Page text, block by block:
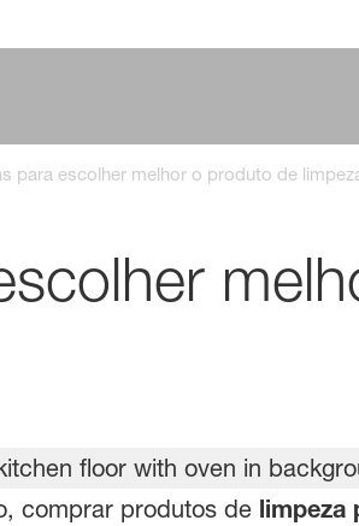
para escolher melhor o produto de
comprar produtos de limpeza